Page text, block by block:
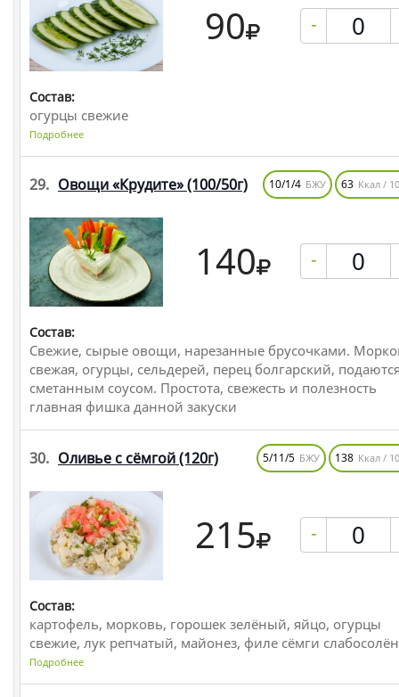
90 -
Состав:
огурцы свежие
Подробнее
29. Овощи «Крудите»(100/50г) 10/1/4 БЖУ 63 Ккал /
140 -
Состав:
Свежие, сырые овощи, нарезанные брусочками.
свежая, огурцы, сельдерей, перец болгарский,
сметанным соусом. Простота, свежесть и полезность
главная фишка данной закуски
30. Оливье с сёмгой(120г) 5/11/5 БЖУ 138 Ккал /
215 -
Состав:
картофель, морковь, горошек зелёный, яйцо, огурцы
свежие, лук репчатый, майонез, филе сёмги
Подробнее